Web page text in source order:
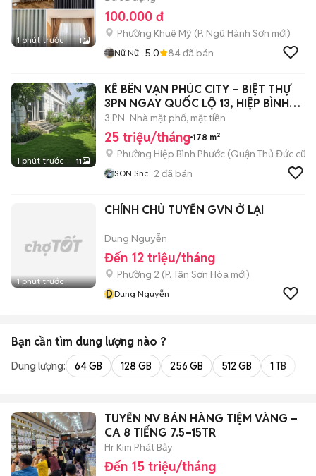
1 phút trước 1
100.000 đ
Phường Khuê Mỹ (P. Ngũ Hành Sơn mới)
Nữ Nữ 5.0 84đã bán
1 phút trước 11
KẾ BÊN VẠN PHÚC CITY – BIỆT THỰ
3PN NGAY QUỐC LỘ 13, HIỆP BÌNH
PHƯỚC
3 PN Nhà mặt phố, mặt tiền
25 triệu/tháng 178 m²
Phường Hiệp Bình Phước (Quận Thủ Đức cũ)
SON Snc 2 đã bán
1 phút trước
CHÍNH CHỦ TUYỂN GVN Ở LẠI
Dung Nguyễn
Đến 12 triệu/tháng
Phường 2 (P. Tân Sơn Hòa mới)
DDung Nguyễn
Bạn cần tìm dung lượng nào ?
Dung lượng: 64 GB 128 GB 256 GB 512 GB 1 TB
TUYỂN NV BÁN HÀNG TIỆM VÀNG –
CA 8 TIẾNG 7.5–15TR
Hr Kim Phát Bảy
Đến 15 triệu/tháng